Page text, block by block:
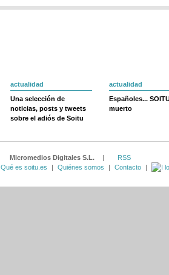
actualidad
Una selección de
noticias, posts y tweets
sobre el adiós de Soitu
actualidad
Españoles...
muerto
Micromedios Digitales S.L. |
RSS
Qué es soitu.es
| Quiénes somos | Contacto |